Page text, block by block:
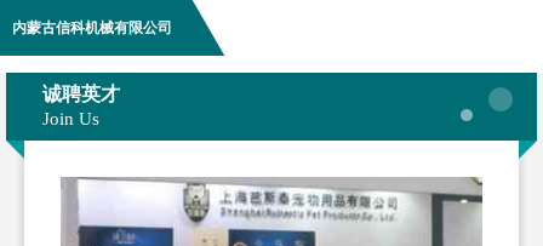
内蒙古信科机械有限公司
诚聘英才
Join Us